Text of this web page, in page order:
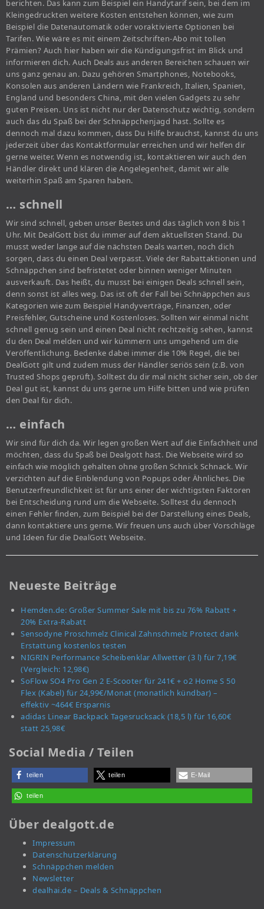
berichten. Das kann zum Beispiel ein Handytarif sein, bei dem im
Kleingedruckten weitere Kosten entstehen können, wie zum
Beispiel die Datenautomatik oder voraktivierte Optionen bei
Tarifen. Wie wäre es mit einem Zeitschriften-Abo mit tollen
Prämien? Auch hier haben wir die Kündigungsfrist im Blick und
informieren dich. Auch Deals aus anderen Bereichen schauen wir
uns ganz genau an. Dazu gehören Smartphones, Notebooks,
Konsolen aus anderen Ländern wie Frankreich, Italien, Spanien,
England und besonders China, mit den vielen Gadgets zu sehr
guten Preisen. Uns ist nicht nur der Datenschutz wichtig, sondern
auch das du Spaß bei der Schnäppchenjagd hast. Sollte es
dennoch mal dazu kommen, dass Du Hilfe brauchst, kannst du uns
jederzeit über das Kontaktformular erreichen und wir helfen dir
gerne weiter. Wenn es notwendig ist, kontaktieren wir auch den
Händler direkt und klären die Angelegenheit, damit wir alle
weiterhin Spaß am Sparen haben.
… schnell
Wir sind schnell, geben unser Bestes und das täglich von 8 bis 1
Uhr. Mit DealGott bist du immer auf dem aktuellsten Stand. Du
musst weder lange auf die nächsten Deals warten, noch dich
sorgen, dass du einen Deal verpasst. Viele der Rabattaktionen und
Schnäppchen sind befristetet oder binnen weniger Minuten
ausverkauft. Das heißt, du musst bei einigen Deals schnell sein,
denn sonst ist alles weg. Das ist oft der Fall bei Schnäppchen aus
Kategorien wie zum Beispiel Handyverträge, Finanzen, oder
Preisfehler, Gutscheine und Kostenloses. Sollten wir einmal nicht
schnell genug sein und einen Deal nicht rechtzeitig sehen, kannst
du den Deal melden und wir kümmern uns umgehend um die
Veröffentlichung. Bedenke dabei immer die 10% Regel, die bei
DealGott gilt und zudem muss der Händler seriös sein (z.B. von
Trusted Shops geprüft). Solltest du dir mal nicht sicher sein, ob der
Deal gut ist, kannst du uns gerne um Hilfe bitten und wie prüfen
den Deal für dich.
… einfach
Wir sind für dich da. Wir legen großen Wert auf die Einfachheit und
möchten, dass du Spaß bei Dealgott hast. Die Webseite wird so
einfach wie möglich gehalten ohne großen Schnick Schnack. Wir
verzichten auf die Einblendung von Popups oder Ähnliches. Die
Benutzerfreundlichkeit ist für uns einer der wichtigsten Faktoren
bei Entscheidung rund um die Webseite. Solltest du dennoch
einen Fehler finden, zum Beispiel bei der Darstellung eines Deals,
dann kontaktiere uns gerne. Wir freuen uns auch über Vorschläge
und Ideen für die DealGott Webseite.
Neueste Beiträge
Hemden.de: Großer Summer Sale mit bis zu 76% Rabatt +
20% Extra-Rabatt
Sensodyne Proschmelz Clinical Zahnschmelz Protect dank
Erstattung kostenlos testen
NIGRIN Performance Scheibenklar Allwetter (3 l) für 7,19€
(Vergleich: 12,98€)
SoFlow SO4 Pro Gen 2 E-Scooter für 241€ + o2 Home S 50
Flex (Kabel) für 24,99€/Monat (monatlich kündbar) –
effektiv ~464€ Ersparnis
adidas Linear Backpack Tagesrucksack (18,5 l) für 16,60€
statt 25,98€
Social Media / Teilen
teilen teilen E-Mail
teilen
Über dealgott.de
Impressum
Datenschutzerklärung
Schnäppchen melden
Newsletter
dealhai.de – Deals & Schnäppchen